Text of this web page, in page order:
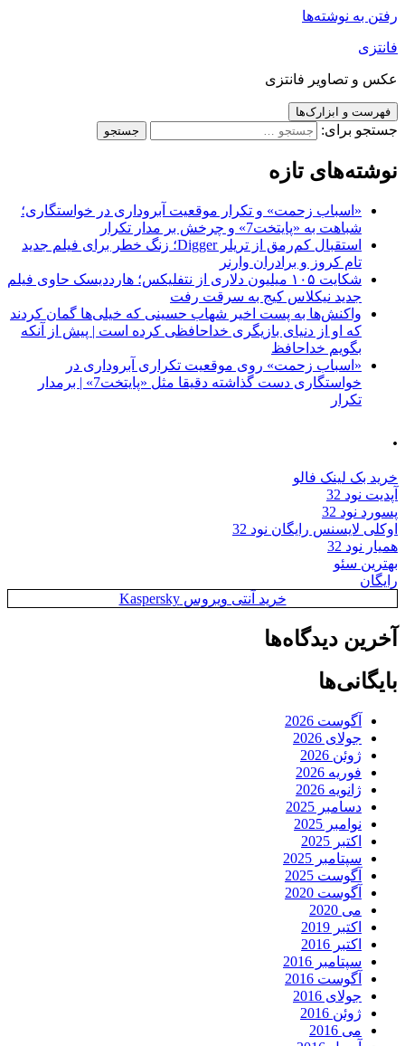
رفتن به نوشته‌ها
فانتزی
عکس و تصاویر فانتزی
فهرست و ابزارک‌ها
جستجو برای:
نوشته‌های تازه
«اسباب زحمت» و تکرار موقعیت آبروداری در خواستگاری؛
شباهت به «پایتخت7» و چرخش بر مدار تکرار
استقبال کم‌رمق از تریلر Digger؛ زنگ خطر برای فیلم جدید
تام کروز و برادران وارنر
شکایت ۱۰۵ میلیون دلاری از نتفلیکس؛ هارددیسک حاوی فیلم
جدید نیکلاس کیج به سرقت رفت
واکنش‌ها به پست اخیر شهاب حسینی که خیلی‌ها گمان کردند
که او از دنیای بازیگری خداحافظی کرده است | پیش از آنکه
بگویم خداحافظ
«اسباب زحمت» روی موقعیت تکراری آبروداری در
خواستگاری دست گذاشته دقیقا مثل «پایتخت7» | برمدار
تکرار
.
خرید بک لینک فالو
آپدیت نود 32
پسورد نود 32
اوکلی لایسنس رایگان نود 32
همیار نود 32
بهترین سئو
رایگان
خرید آنتی ویروس Kaspersky
آخرین دیدگاه‌ها
بایگانی‌ها
آگوست 2026
جولای 2026
ژوئن 2026
فوریه 2026
ژانویه 2026
دسامبر 2025
نوامبر 2025
اکتبر 2025
سپتامبر 2025
آگوست 2025
آگوست 2020
می 2020
اکتبر 2019
اکتبر 2016
سپتامبر 2016
آگوست 2016
جولای 2016
ژوئن 2016
می 2016